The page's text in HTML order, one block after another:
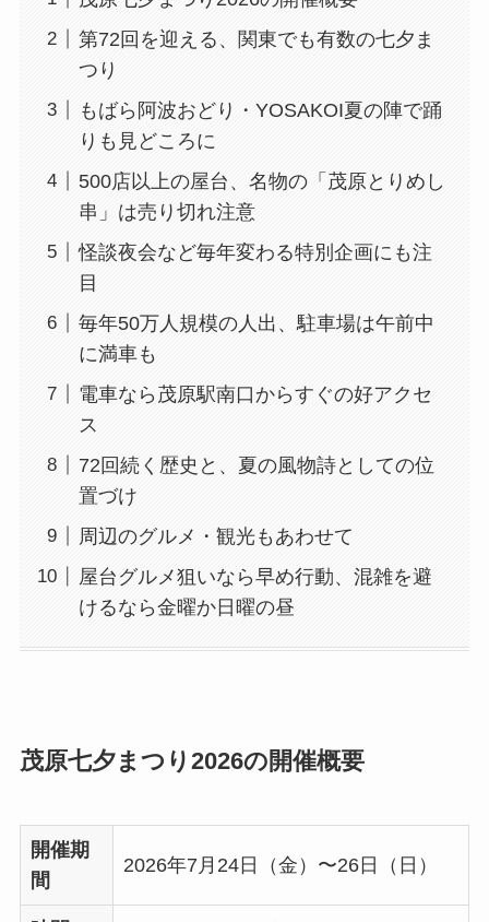
第72回を迎える、関東でも有数の七夕ま
つり
もばら阿波おどり・YOSAKOI夏の陣で踊
りも見どころに
500店以上の屋台、名物の「茂原とりめし
串」は売り切れ注意
怪談夜会など毎年変わる特別企画にも注
目
毎年50万人規模の人出、駐車場は午前中
に満車も
電車なら茂原駅南口からすぐの好アクセ
ス
72回続く歴史と、夏の風物詩としての位
置づけ
周辺のグルメ・観光もあわせて
屋台グルメ狙いなら早め行動、混雑を避
けるなら金曜か日曜の昼
茂原七夕まつり2026の開催概要
開催期
間
2026年7月24日（金）〜26日（日）